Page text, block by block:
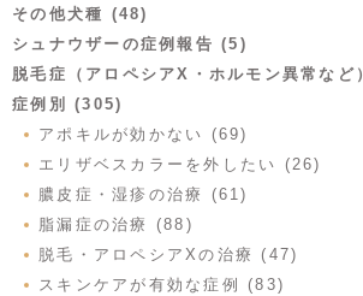
その他犬種 (48)
シュナウザーの症例報告 (5)
脱毛症（アロペシアX・ホルモン異常な
症例別 (305)
アポキルが効かない (69)
エリザベスカラーを外したい (26)
膿皮症・湿疹の治療 (61)
脂漏症の治療 (88)
脱毛・アロペシアXの治療 (47)
スキンケアが有効な症例 (83)